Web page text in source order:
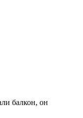
балкон, он